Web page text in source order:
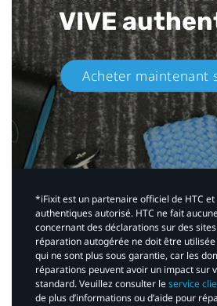
VIVE
Acheter maintenant
*iFixit est un partenaire officiel de HTC
authentiques autorisé. HTC ne fait
concernant des déclarations sur des
réparation autogérée ne doit être
qui ne sont plus sous garantie, car les
réparations peuvent avoir un impact sur
standard. Veuillez consulter leservice
de plus d’informations ou d’aide pour